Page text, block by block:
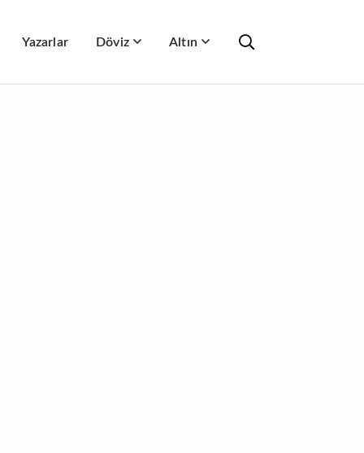
Yazarlar Döviz Altın